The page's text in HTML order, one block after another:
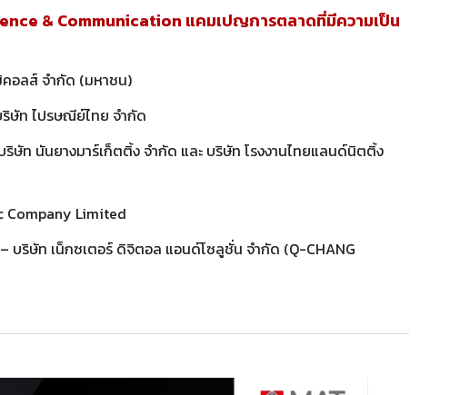
& Communication แคมเปญการตลาดที่มีความเป็น
คอลส์ จำกัด (มหาชน)
ริษัท ไปรษณีย์ไทย จำกัด
ษัท นันยางมาร์เก็ตติ้ง จำกัด และ บริษัท โรงงานไทยแลนด์นิตติ้ง
Company Limited
บริษัท เน็กซเตอร์ ดิจิตอล แอนด์โซลูชั่น จำกัด (Q-CHANG